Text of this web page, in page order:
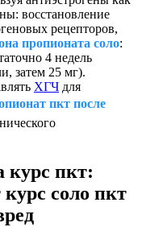
восстановление
рецепторов,
пропионата соло:
4 недель
затем 25 мг).
ХГЧ для
пкт после
курс пкт:
курс соло пкт